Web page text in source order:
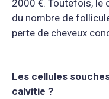
2000 €. Toutefois, le
du nombre de
perte de cheveux
Les cellules
calvitie ?